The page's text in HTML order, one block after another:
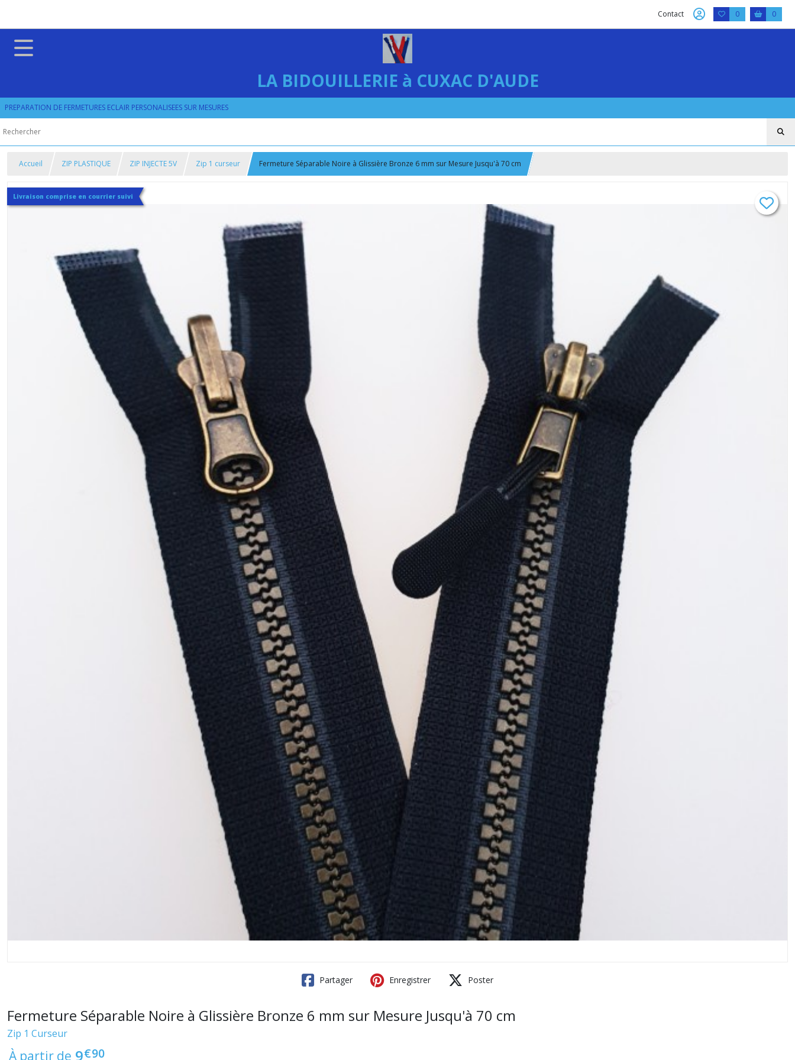
Contact 0 0
LA BIDOUILLERIE à CUXAC D'AUDE
PREPARATION DE FERMETURES ECLAIR PERSONALISEES SUR MESURES
Accueil ZIP PLASTIQUE ZIP INJECTE 5V Zip 1 curseur Fermeture Séparable Noire à Glissière Bronze 6 mm sur Mesure Jusqu'à 70 cm
Livraison comprise en courrier suivi
Partager Enregistrer Poster
Fermeture Séparable Noire à Glissière Bronze 6 mm sur Mesure Jusqu'à 70 cm
Zip 1 Curseur
À partir de 9€90